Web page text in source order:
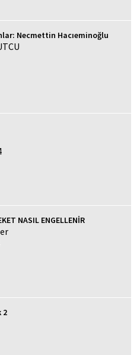
Necmettin Hacıeminoğlu
NASIL ENGELLENİR
2